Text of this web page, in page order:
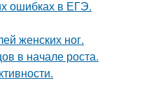
ошибках в ЕГЭ.
женских ног.
в начале роста.